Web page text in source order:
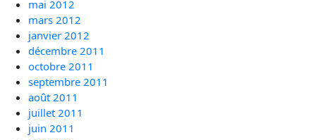
mai 2012
mars 2012
janvier 2012
décembre 2011
octobre 2011
septembre 2011
août 2011
juillet 2011
juin 2011